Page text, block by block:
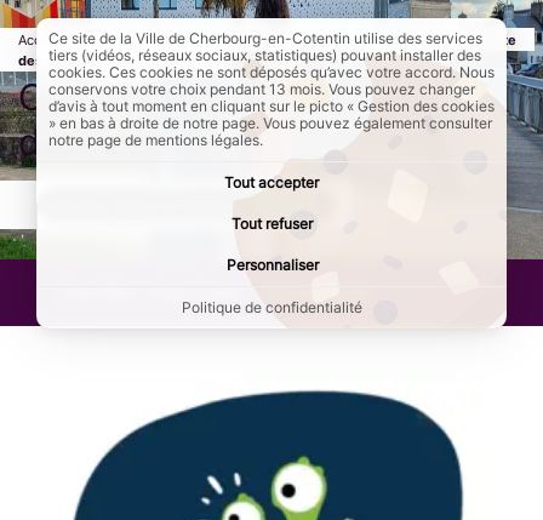
Accueil Au quotidien Propreté de Cherbourg-en-Cotentin Page active :
Collecte
des déchets et déchetteries
Collecte des déchets et
déchetteries
Ce site de la Ville de Cherbourg-en-Cotentin utilise des services
tiers (vidéos, réseaux sociaux, statistiques) pouvant installer des
cookies. Ces cookies ne sont déposés qu’avec votre accord. Nous
conservons votre choix pendant 13 mois. Vous pouvez changer
d’avis à tout moment en cliquant sur le picto « Gestion des cookies
» en bas à droite de notre page. Vous pouvez également consulter
notre page de mentions légales.
Tout accepter
Tout refuser
Personnaliser
Politique de confidentialité